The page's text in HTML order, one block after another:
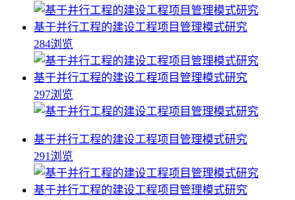
基于并行工程的建设工程项目管理模式研究
284浏览
基于并行工程的建设工程项目管理模式研究
297浏览
基于并行工程的建设工程项目管理模式研究
291浏览
基于并行工程的建设工程项目管理模式研究